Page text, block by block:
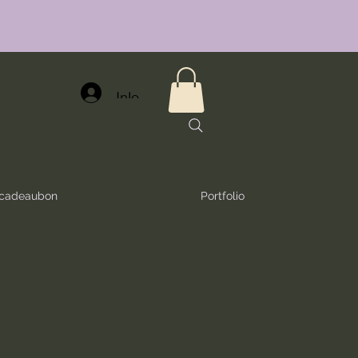
Inloggen
Portfolio